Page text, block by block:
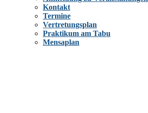
Kontakt
Termine
Vertretungsplan
Praktikum am Tabu
Mensaplan